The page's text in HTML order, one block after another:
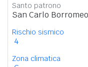
Santo patrono
San Carlo
Rischio sismico
4
Zona climatica